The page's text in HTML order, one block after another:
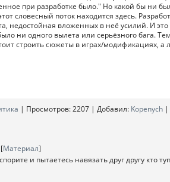
при разработке было." Но какой бы ни
словесный поток находится здесь.
недостойная вложенных в неё усилий. И
ни одного вылета или серьёзного бага.
строить сюжеты в играх/модификациях,
| Просмотров: 2207 | Добавил: Kopenych |
[Материал]
и пытаетесь навязать друг другу кто